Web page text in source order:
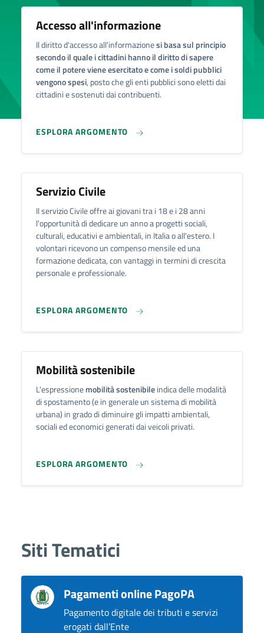
Accesso all'informazione
Il diritto d'accesso all'informazionesi basa sul principio
secondo il quale i cittadini hanno il diritto di sapere
come il potere viene esercitato e come i soldi pubblici
vengono spesi, posto che gli enti pubblici sono eletti dai
cittadini e sostenuti dai contribuenti.
ESPLORA ARGOMENTO
Servizio Civile
Il servizio Civile offre ai giovani tra i 18 e i 28 anni
l'opportunità di dedicare un anno a progetti sociali,
culturali, educativi e ambientali, in Italia o all'estero. I
volontari ricevono un compenso mensile ed una
formazione dedicata, con vantaggi in termini di crescita
personale e professionale.
ESPLORA ARGOMENTO
Mobilità sostenibile
L'espressionemobilità sostenibileindica delle modalità
di spostamento (e in generale un sistema di mobilità
urbana) in grado di diminuire gli impatti ambientali,
sociali ed economici generati dai veicoli privati.
ESPLORA ARGOMENTO
Siti Tematici
Pagamenti online PagoPA
Pagamento digitale dei tributi e servizi
erogati dall’Ente